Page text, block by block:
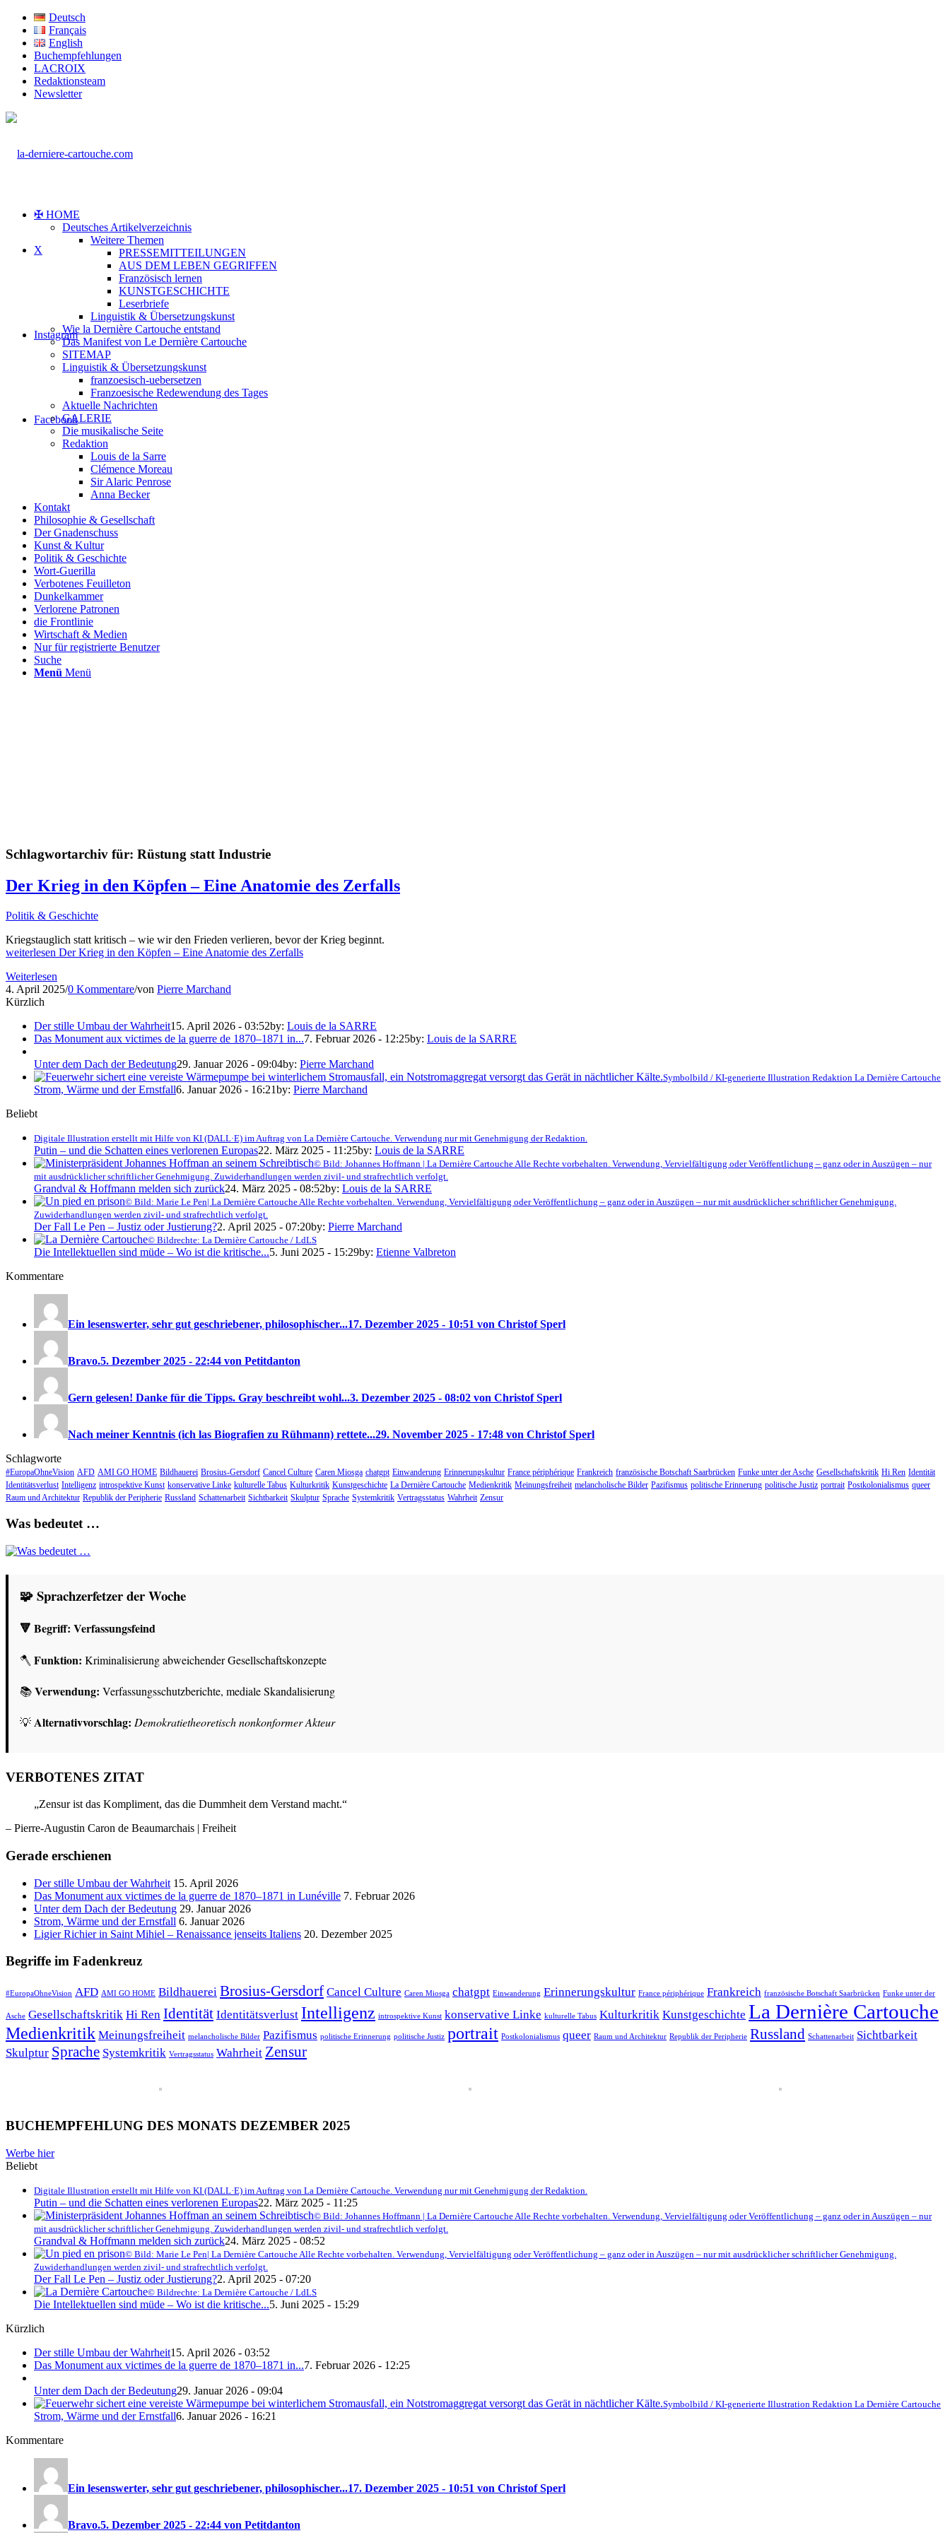
Deutsch
Français
English
Buchempfehlungen
LACROIX
Redaktionsteam
Newsletter
X
Instagram
Facebook
✠ HOME
Deutsches Artikelverzeichnis
Weitere Themen
PRESSEMITTEILUNGEN
AUS DEM LEBEN GEGRIFFEN
Französisch lernen
KUNSTGESCHICHTE
Leserbriefe
Linguistik & Übersetzungskunst
Wie la Dernière Cartouche entstand
Das Manifest von Le Dernière Cartouche
SITEMAP
Linguistik & Übersetzungskunst
franzoesisch-uebersetzen
Franzoesische Redewendung des Tages
Aktuelle Nachrichten
GALERIE
Die musikalische Seite
Redaktion
Louis de la Sarre
Clémence Moreau
Sir Alaric Penrose
Anna Becker
Kontakt
Philosophie & Gesellschaft
Der Gnadenschuss
Kunst & Kultur
Politik & Geschichte
Wort-Guerilla
Verbotenes Feuilleton
Dunkelkammer
Verlorene Patronen
die Frontlinie
Wirtschaft & Medien
Nur für registrierte Benutzer
Suche
Menü Menü
Schlagwortarchiv für: Rüstung statt Industrie
Der Krieg in den Köpfen – Eine Anatomie des Zerfalls
Politik & Geschichte
Kriegstauglich statt kritisch – wie wir den Frieden verlieren, bevor der Krieg beginnt.
weiterlesen Der Krieg in den Köpfen – Eine Anatomie des Zerfalls
Weiterlesen
4. April 2025/0 Kommentare/von Pierre Marchand
Kürzlich
Der stille Umbau der Wahrheit15. April 2026 - 03:52by: Louis de la SARRE
Das Monument aux victimes de la guerre de 1870–1871 in...7. Februar 2026 - 12:25by: Louis de la SARRE
Unter dem Dach der Bedeutung29. Januar 2026 - 09:04by: Pierre Marchand
Symbolbild / KI-generierte Illustration Redaktion La Dernière Cartouche
Strom, Wärme und der Ernstfall6. Januar 2026 - 16:21by: Pierre Marchand
Beliebt
Digitale Illustration erstellt mit Hilfe von KI (DALL·E) im Auftrag von La Dernière Cartouche. Verwendung nur mit Genehmigung der Redaktion.
Putin – und die Schatten eines verlorenen Europas22. März 2025 - 11:25by: Louis de la SARRE
© Bild: Johannes Hoffmann | La Dernière Cartouche Alle Rechte vorbehalten. Verwendung, Vervielfältigung oder Veröffentlichung – ganz oder in Auszügen – nur
mit ausdrücklicher schriftlicher Genehmigung. Zuwiderhandlungen werden zivil- und strafrechtlich verfolgt.
Grandval & Hoffmann melden sich zurück24. März 2025 - 08:52by: Louis de la SARRE
© Bild: Marie Le Pen| La Dernière Cartouche Alle Rechte vorbehalten. Verwendung, Vervielfältigung oder Veröffentlichung – ganz oder in Auszügen – nur mit ausdrücklicher schriftlicher Genehmigung.
Zuwiderhandlungen werden zivil- und strafrechtlich verfolgt.
Der Fall Le Pen – Justiz oder Justierung?2. April 2025 - 07:20by: Pierre Marchand
© Bildrechte: La Dernière Cartouche / LdLS
Die Intellektuellen sind müde – Wo ist die kritische...5. Juni 2025 - 15:29by: Etienne Valbreton
Kommentare
Ein lesenswerter, sehr gut geschriebener, philosophischer...17. Dezember 2025 - 10:51 von Christof Sperl
Bravo.5. Dezember 2025 - 22:44 von Petitdanton
Gern gelesen! Danke für die Tipps. Gray beschreibt wohl...3. Dezember 2025 - 08:02 von Christof Sperl
Nach meiner Kenntnis (ich las Biografien zu Rühmann) rettete...29. November 2025 - 17:48 von Christof Sperl
Schlagworte
#EuropaOhneVision AFD AMI GO HOME Bildhauerei Brosius-Gersdorf Cancel Culture Caren Miosga chatgpt Einwanderung Erinnerungskultur France périphérique Frankreich französische Botschaft Saarbrücken Funke unter der Asche Gesellschaftskritik Hi Ren Identität
Identitätsverlust Intelligenz introspektive Kunst konservative Linke kulturelle Tabus Kulturkritik Kunstgeschichte La Dernière Cartouche Medienkritik Meinungsfreiheit melancholische Bilder Pazifismus politische Erinnerung politische Justiz portrait Postkolonialismus queer
Raum und Architektur Republik der Peripherie Russland Schattenarbeit Sichtbarkeit Skulptur Sprache Systemkritik Vertragsstatus Wahrheit Zensur
Was bedeutet …
🧩 Sprachzerfetzer der Woche
🔻 Begriff: Verfassungsfeind
🪓 Funktion: Kriminalisierung abweichender Gesellschaftskonzepte
📚Verwendung: Verfassungsschutzberichte, mediale Skandalisierung
💡 Alternativvorschlag: Demokratietheoretisch nonkonformer Akteur
VERBOTENES ZITAT
„Zensur ist das Kompliment, das die Dummheit dem Verstand macht.“
– Pierre-Augustin Caron de Beaumarchais | Freiheit
Gerade erschienen
Der stille Umbau der Wahrheit 15. April 2026
Das Monument aux victimes de la guerre de 1870–1871 in Lunéville 7. Februar 2026
Unter dem Dach der Bedeutung 29. Januar 2026
Strom, Wärme und der Ernstfall 6. Januar 2026
Ligier Richier in Saint Mihiel – Renaissance jenseits Italiens 20. Dezember 2025
Begriffe im Fadenkreuz
#EuropaOhneVision AFD AMI GO HOME Bildhauerei Brosius-Gersdorf Cancel Culture Caren Miosga chatgpt Einwanderung Erinnerungskultur France périphérique Frankreich französische Botschaft Saarbrücken Funke unter der
Asche Gesellschaftskritik Hi Ren Identität Identitätsverlust Intelligenz introspektive Kunst konservative Linke kulturelle Tabus Kulturkritik Kunstgeschichte La Dernière Cartouche
Medienkritik Meinungsfreiheit melancholische Bilder Pazifismus politische Erinnerung politische Justiz portrait Postkolonialismus queer Raum und Architektur Republik der Peripherie Russland Schattenarbeit Sichtbarkeit
Skulptur Sprache Systemkritik Vertragsstatus Wahrheit Zensur
BUCHEMPFEHLUNG DES MONATS DEZEMBER 2025
Werbe hier
Beliebt
Digitale Illustration erstellt mit Hilfe von KI (DALL·E) im Auftrag von La Dernière Cartouche. Verwendung nur mit Genehmigung der Redaktion.
Putin – und die Schatten eines verlorenen Europas22. März 2025 - 11:25
© Bild: Johannes Hoffmann | La Dernière Cartouche Alle Rechte vorbehalten. Verwendung, Vervielfältigung oder Veröffentlichung – ganz oder in Auszügen – nur
mit ausdrücklicher schriftlicher Genehmigung. Zuwiderhandlungen werden zivil- und strafrechtlich verfolgt.
Grandval & Hoffmann melden sich zurück24. März 2025 - 08:52
© Bild: Marie Le Pen| La Dernière Cartouche Alle Rechte vorbehalten. Verwendung, Vervielfältigung oder Veröffentlichung – ganz oder in Auszügen – nur mit ausdrücklicher schriftlicher Genehmigung.
Zuwiderhandlungen werden zivil- und strafrechtlich verfolgt.
Der Fall Le Pen – Justiz oder Justierung?2. April 2025 - 07:20
© Bildrechte: La Dernière Cartouche / LdLS
Die Intellektuellen sind müde – Wo ist die kritische...5. Juni 2025 - 15:29
Kürzlich
Der stille Umbau der Wahrheit15. April 2026 - 03:52
Das Monument aux victimes de la guerre de 1870–1871 in...7. Februar 2026 - 12:25
Unter dem Dach der Bedeutung29. Januar 2026 - 09:04
Symbolbild / KI-generierte Illustration Redaktion La Dernière Cartouche
Strom, Wärme und der Ernstfall6. Januar 2026 - 16:21
Kommentare
Ein lesenswerter, sehr gut geschriebener, philosophischer...17. Dezember 2025 - 10:51 von Christof Sperl
Bravo.5. Dezember 2025 - 22:44 von Petitdanton